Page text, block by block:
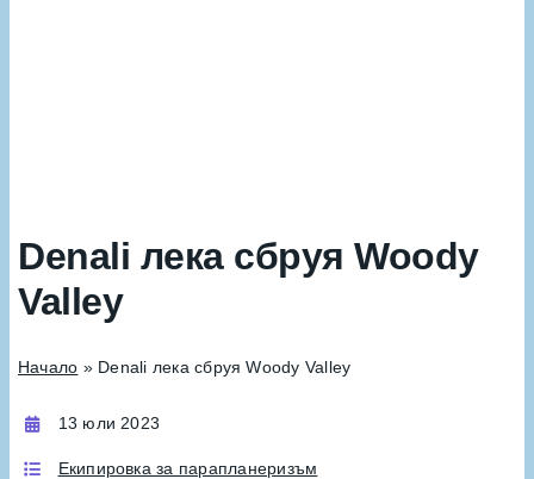
Denali лека сбруя Woody
Valley
Начало » Denali лека сбруя Woody Valley
13 юли 2023
Екипировка за парапланеризъм